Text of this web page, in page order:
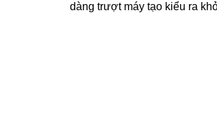
dàng trượt máy tạo kiểu ra